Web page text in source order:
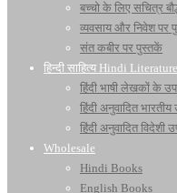
बच्चो के लिए सचित्र
व्यवसाय और निवेश पर
संत कबीर पर पुस्तकें
हिन्दी साहित्य Hindi Literature
हिंदी भाषी लेखकों के
हिंदी अनुवादित
हिंदी अनुवादित
Wholesale
Hindi Books
English Books